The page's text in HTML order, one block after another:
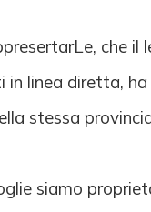
che
in linea diretta,
stessa
siamo